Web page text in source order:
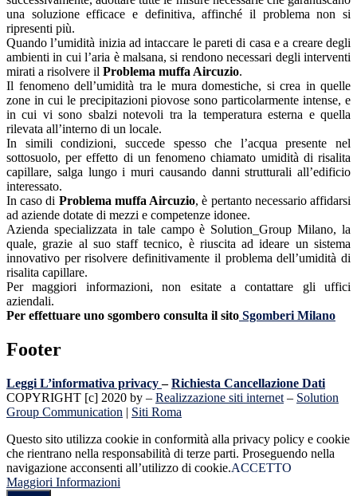
una soluzione efficace e definitiva, affinché il problema non si
ripresenti più.
Quando l’umidità inizia ad intaccare le pareti di casa e a creare degli
ambienti in cui l’aria è malsana, si rendono necessari degli interventi
mirati a risolvere il Problema muffa Aircuzio.
Il fenomeno dell’umidità tra le mura domestiche, si crea in quelle
zone in cui le precipitazioni piovose sono particolarmente intense, e
in cui vi sono sbalzi notevoli tra la temperatura esterna e quella
rilevata all’interno di un locale.
In simili condizioni, succede spesso che l’acqua presente nel
sottosuolo, per effetto di un fenomeno chiamato umidità di risalita
capillare, salga lungo i muri causando danni strutturali all’edificio
interessato.
In caso di Problema muffa Aircuzio, è pertanto necessario affidarsi
ad aziende dotate di mezzi e competenze idonee.
Azienda specializzata in tale campo è Solution_Group Milano, la
quale, grazie al suo staff tecnico, è riuscita ad ideare un sistema
innovativo per risolvere definitivamente il problema dell’umidità di
risalita capillare.
Per maggiori informazioni, non esitate a contattare gli uffici
aziendali.
Per effettuare uno sgombero consulta il sito Sgomberi Milano
Footer
Leggi L’informativa privacy –Richiesta Cancellazione Dati
COPYRIGHT [c] 2020 by – Realizzazione siti internet – Solution
Group Communication | Siti Roma
Questo sito utilizza cookie in conformità alla privacy policy e cookie
che rientrano nella responsabilità di terze parti. Proseguendo nella
navigazione acconsenti all’utilizzo di cookie.ACCETTO
Maggiori Informazioni